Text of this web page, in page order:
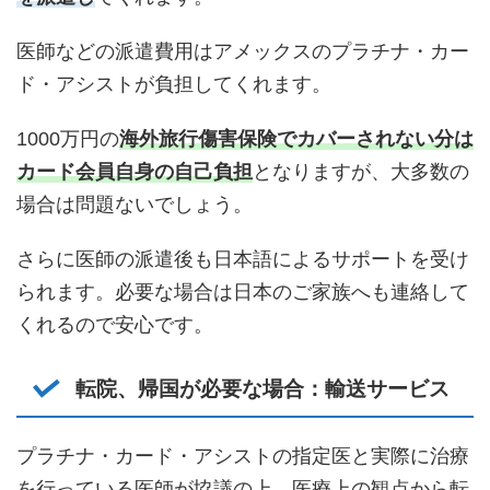
医師などの派遣費用はアメックスのプラチナ・カー
ド・アシストが負担してくれます。
1000万円の海外旅行傷害保険でカバーされない分は
カード会員自身の自己負担となりますが、大多数の
場合は問題ないでしょう。
さらに医師の派遣後も日本語によるサポートを受け
られます。必要な場合は日本のご家族へも連絡して
くれるので安心です。
転院、帰国が必要な場合：輸送サービス
プラチナ・カード・アシストの指定医と実際に治療